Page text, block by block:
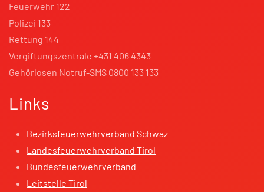
Feuerwehr 122
Polizei 133
Rettung 144
Vergiftungszentrale +431 406 4343
Gehörlosen Notruf-SMS 0800 133 133
Links
Bezirksfeuerwehrverband Schwaz
Landesfeuerwehrverband Tirol
Bundesfeuerwehrverband
Leitstelle Tirol